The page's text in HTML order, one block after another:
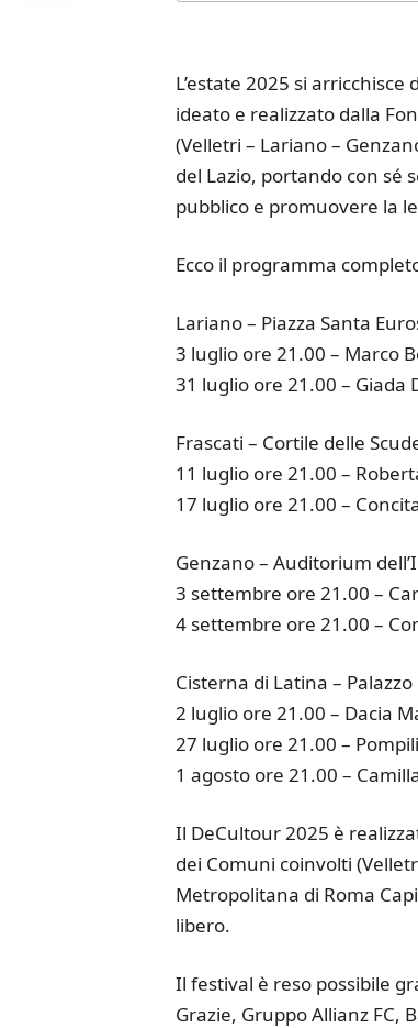
L’estate 2025 si
ideato e realizzato dalla
(Velletri – Lariano –
del Lazio, portando con sé
pubblico e promuovere la
Ecco il programma
Lariano – Piazza Santa
3 luglio ore 21.00 – Marco
31 luglio ore 21.00 – Giada
Frascati – Cortile delle
11 luglio ore 21.00 –
17 luglio ore 21.00 –
Genzano – Auditorium
3 settembre ore 21.00 –
4 settembre ore 21.00 –
Cisterna di Latina –
2 luglio ore 21.00 – Dacia
27 luglio ore 21.00 –
1 agosto ore 21.00 –
Il DeCultour 2025 è
dei Comuni coinvolti
Metropolitana di Roma
libero.
Il festival è reso possibile
Grazie, Gruppo Allianz FC,